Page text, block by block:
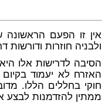
אין זו הפעם הראשונה
ולבניה חוזרות
הסיבה לדרישות אלו
האזרח לא יעמוד
חוקי בחללים הללו.
ממתין להזדמנות לבצע